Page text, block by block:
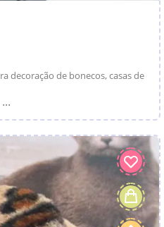
decoração de bonecos, casas de
...